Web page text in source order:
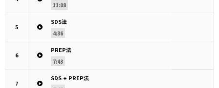
11:08
5
SDS法
4:36
6
PREP法
7:43
7
SDS + PREP法